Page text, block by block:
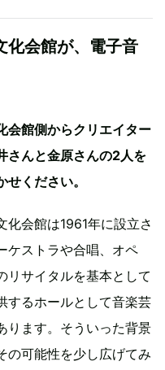
化会館が、電子音
館側からクリエイター
さんと金原さんの2人を
ください。
化会館は1961年に設立さ
ケストラや合唱、オペ
リサイタルを基本として
するホールとして音楽芸
ります。そういった背景
の可能性を少し広げてみ